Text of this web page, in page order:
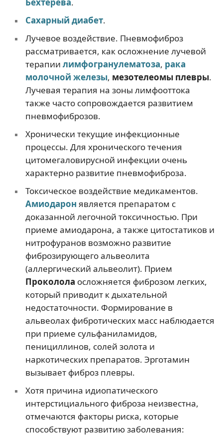
Бехтерева.
Сахарный диабет.
Лучевое воздействие. Пневмофиброз
рассматривается, как осложнение лучевой
терапии лимфогранулематоза, рака
молочной железы, мезотелеомы плевры.
Лучевая терапия на зоны лимфооттока
также часто сопровождается развитием
пневмофиброзов.
Хронически текущие инфекционные
процессы. Для хронического течения
цитомегаловирусной инфекции очень
характерно развитие пневмофиброза.
Токсическое воздействие медикаментов.
Амиодарон является препаратом с
доказанной легочной токсичностью. При
приеме амиодарона, а также цитостатиков и
нитрофуранов возможно развитие
фиброзирующего альвеолита
(аллергический альвеолит). Прием
Проколола осложняется фиброзом легких,
который приводит к дыхательной
недостаточности. Формирование в
альвеолах фибротических масс наблюдается
при приеме сульфаниламидов,
пенициллинов, солей золота и
наркотических препаратов. Эрготамин
вызывает фиброз плевры.
Хотя причина идиопатического
интерстициального фиброза неизвестна,
отмечаются факторы риска, которые
способствуют развитию заболевания: